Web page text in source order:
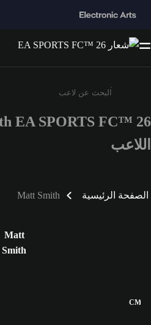
أدخل 3 أحرف أو أرقام على الأقل
اللاعب
الصفحة الرئيسية Matt Smith
Matt
Smith
CM